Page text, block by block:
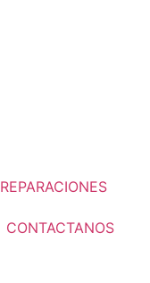
REPARACIONES
CONTACTANOS